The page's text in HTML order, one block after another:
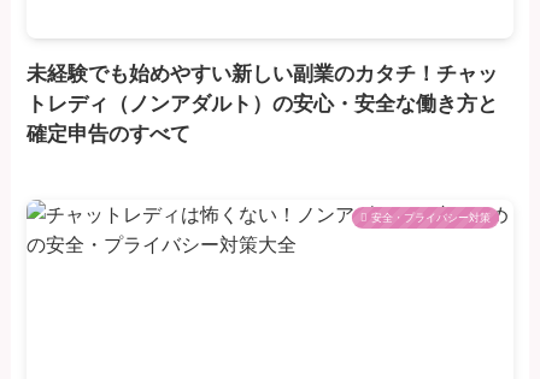
未経験でも始めやすい新しい副業のカタチ！チャッ
トレディ（ノンアダルト）の安心・安全な働き方と
確定申告のすべて
安全・プライバシー対策